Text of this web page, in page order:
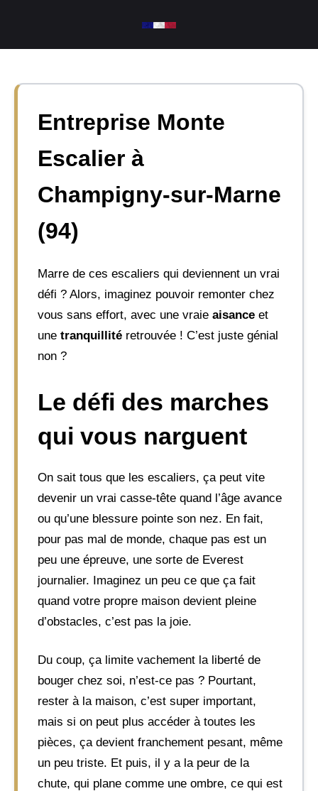
contenu
Entreprise Monte
Escalier à
Champigny-sur-Marne
(94)
Marre de ces escaliers qui deviennent un vrai
défi ? Alors, imaginez pouvoir remonter chez
vous sans effort, avec une vraie aisance et
une tranquillité retrouvée ! C’est juste génial
non ?
Le défi des marches
qui vous narguent
On sait tous que les escaliers, ça peut vite
devenir un vrai casse-tête quand l’âge avance
ou qu’une blessure pointe son nez. En fait,
pour pas mal de monde, chaque pas est un
peu une épreuve, une sorte de Everest
journalier. Imaginez un peu ce que ça fait
quand votre propre maison devient pleine
d’obstacles, c’est pas la joie.
Du coup, ça limite vachement la liberté de
bouger chez soi, n’est-ce pas ? Pourtant,
rester à la maison, c’est super important,
mais si on peut plus accéder à toutes les
pièces, ça devient franchement pesant, même
un peu triste. Et puis, il y a la peur de la
chute, qui plane comme une ombre, ce qui est